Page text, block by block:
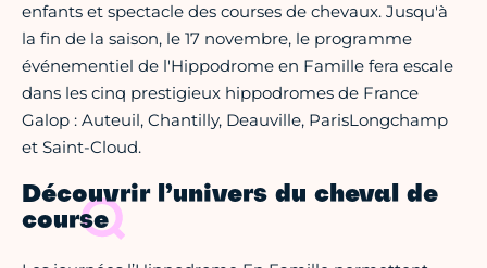
enfants et spectacle des courses de chevaux. Jusqu'à
la fin de la saison, le 17 novembre, le programme
événementiel de l'Hippodrome en Famille fera escale
dans les cinq prestigieux hippodromes de France
Galop : Auteuil, Chantilly, Deauville, ParisLongchamp
et Saint-Cloud.
Découvrir l’univers du cheval de
course